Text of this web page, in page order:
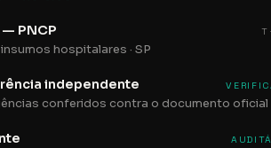
PNCP
hospitalares · SP
independente
conferidos contra o documento oficial